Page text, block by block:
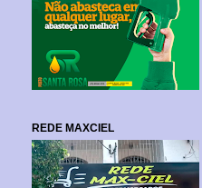
REDE MAXCIEL